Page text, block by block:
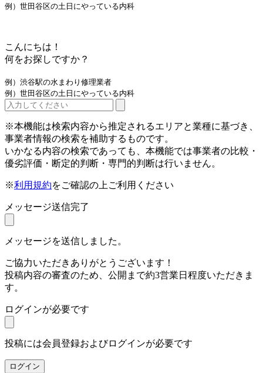
例）世田谷区の土日にやっている内科
こんにちは！
何をお探しですか？
例）渋谷駅の水まわり修理業者
例）世田谷区の土日にやっている内科
※本機能は検索内容から推定されるエリアと業種に基づき、
事業者情報の検索を補助するものです。
いかなる内容の検索であっても、本機能では事業者の比較・
優劣評価・断定的判断・専門的判断は行いません。
※利用規約をご確認の上ご利用ください
メッセージ送信完了
メッセージを送信しました。
ご協力いただきありがとうございます！
投稿内容の審査のため、公開まで約3営業日程度いただきま
す。
ログインが必要です
投稿には会員登録およびログインが必要です
ログイン